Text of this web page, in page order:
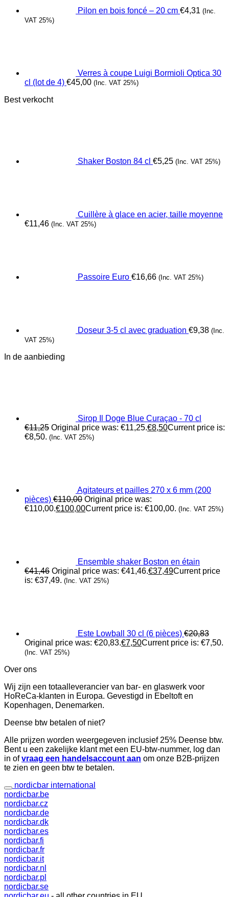
Pilon en bois foncé – 20 cm €4,31 (Inc.
VAT 25%)
Verres à coupe Luigi Bormioli Optica 30
cl (lot de 4) €45,00 (Inc. VAT 25%)
Best verkocht
Shaker Boston 84 cl €5,25 (Inc. VAT 25%)
Cuillère à glace en acier, taille moyenne
€11,46 (Inc. VAT 25%)
Passoire Euro €16,66 (Inc. VAT 25%)
Doseur 3-5 cl avec graduation €9,38 (Inc.
VAT 25%)
In de aanbieding
Sirop Il Doge Blue Curaçao - 70 cl
€11,25 Original price was: €11,25.€8,50Current price is:
€8,50. (Inc. VAT 25%)
Agitateurs et pailles 270 x 6 mm (200
pièces) €110,00 Original price was:
€110,00.€100,00Current price is: €100,00. (Inc. VAT 25%)
Ensemble shaker Boston en étain
€41,46 Original price was: €41,46.€37,49Current price
is: €37,49. (Inc. VAT 25%)
Este Lowball 30 cl (6 pièces) €20,83
Original price was: €20,83.€7,50Current price is: €7,50.
(Inc. VAT 25%)
Over ons
Wij zijn een totaalleverancier van bar- en glaswerk voor
HoReCa-klanten in Europa. Gevestigd in Ebeltoft en
Kopenhagen, Denemarken.
Deense btw betalen of niet?
Alle prijzen worden weergegeven inclusief 25% Deense btw.
Bent u een zakelijke klant met een EU-btw-nummer, log dan
in ofvraag een handelsaccount aan om onze B2B-prijzen
te zien en geen btw te betalen.
nordicbar international
nordicbar.be
nordicbar.cz
nordicbar.de
nordicbar.dk
nordicbar.es
nordicbar.fi
nordicbar.fr
nordicbar.it
nordicbar.nl
nordicbar.pl
nordicbar.se